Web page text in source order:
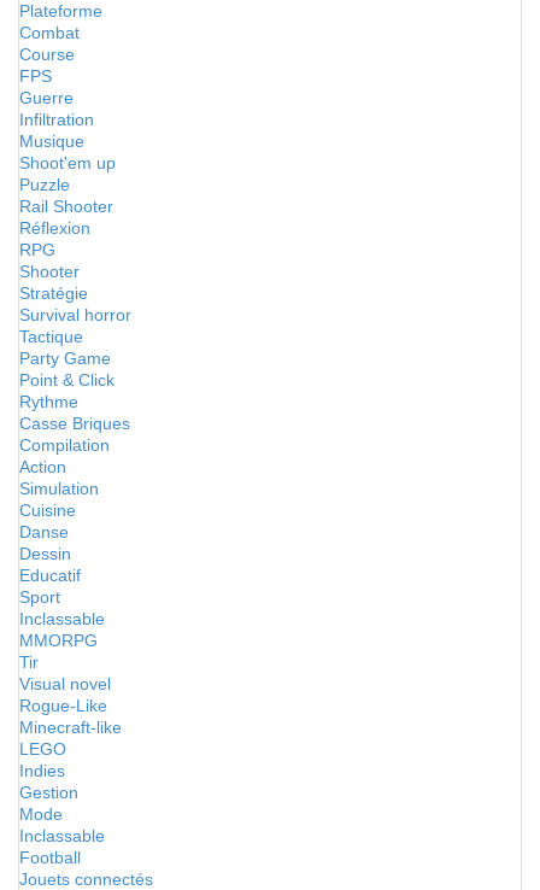
Plateforme
Combat
Course
FPS
Guerre
Infiltration
Musique
Shoot'em up
Puzzle
Rail Shooter
Réflexion
RPG
Shooter
Stratégie
Survival horror
Tactique
Party Game
Point & Click
Rythme
Casse Briques
Compilation
Action
Simulation
Cuisine
Danse
Dessin
Educatif
Sport
Inclassable
MMORPG
Tir
Visual novel
Rogue-Like
Minecraft-like
LEGO
Indies
Gestion
Mode
Inclassable
Football
Jouets connectés